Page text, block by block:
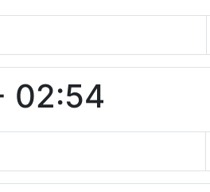
02:54